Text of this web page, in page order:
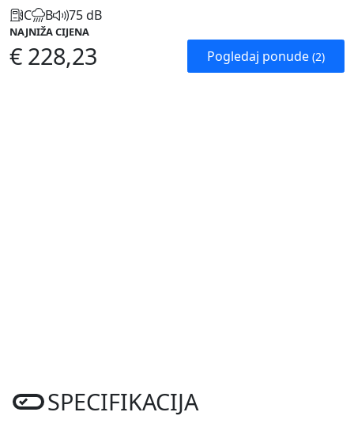
C B 75 dB
NAJNIŽA CIJENA
€ 228,23 Pogledaj ponude (2)
SPECIFIKACIJA